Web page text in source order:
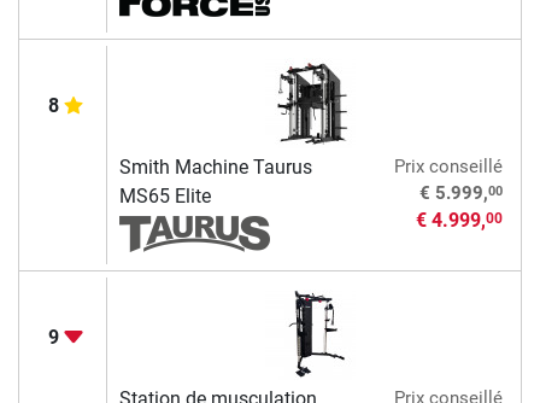
8
Smith Machine Taurus
MS65 Elite
Prix conseillé
€ 5.999,00
€ 4.999,00
9
Prix conseillé